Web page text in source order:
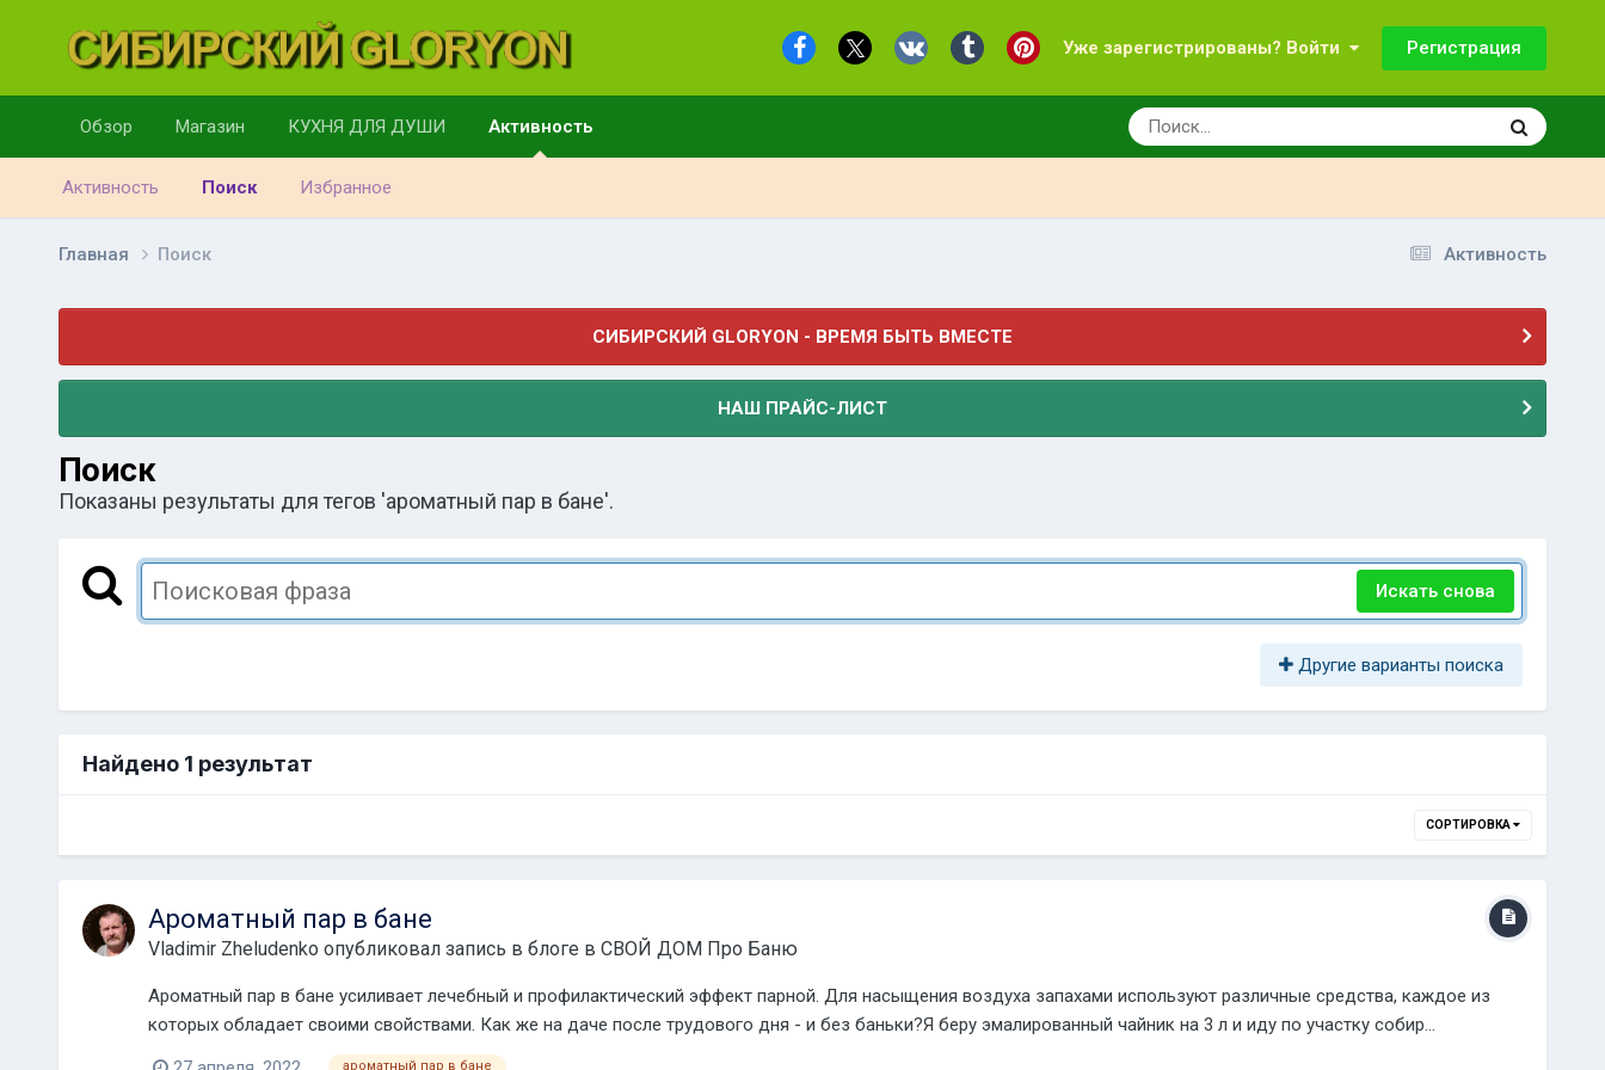
Уже зарегистрированы? Войти Регистрация
Обзор Магазин КУХНЯ ДЛЯ ДУШИ Активность
Активность Поиск Избранное
Активность
Главная Поиск
СИБИРСКИЙ GLORYON - ВРЕМЯ БЫТЬ ВМЕСТЕ
НАШ ПРАЙС-ЛИСТ
Поиск
Показаны результаты для тегов 'ароматный пар в бане'.
Искать снова
Другие варианты поиска
Найдено 1 результат
СОРТИРОВКА
Ароматный пар в бане
Vladimir Zheludenko опубликовал запись в блоге в СВОЙ ДОМ Про Баню
Ароматный пар в бане усиливает лечебный и профилактический эффект парной. Для насыщения воздуха запахами используют различные средства, каждое из
которых обладает своими свойствами. Как же на даче после трудового дня - и без баньки?Я беру эмалированный чайник на 3 л и иду по участку собир...
ароматный пар в бане